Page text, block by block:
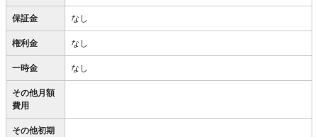
保証金 なし
権利金 なし
一時金 なし
その他月額
費用
その他初期